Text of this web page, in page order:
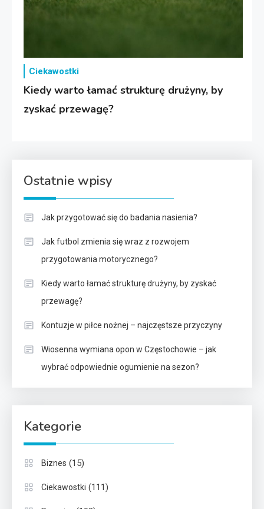
Ciekawostki
Kiedy warto łamać strukturę drużyny, by
zyskać przewagę?
Ostatnie wpisy
Jak przygotować się do badania nasienia?
Jak futbol zmienia się wraz z rozwojem
przygotowania motorycznego?
Kiedy warto łamać strukturę drużyny, by zyskać
przewagę?
Kontuzje w piłce nożnej – najczęstsze przyczyny
Wiosenna wymiana opon w Częstochowie – jak
wybrać odpowiednie ogumienie na sezon?
Kategorie
Biznes (15)
Ciekawostki (111)